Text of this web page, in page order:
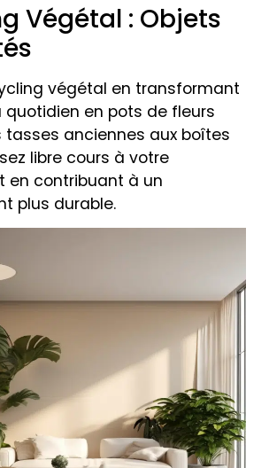
Végétal : Objets
végétal en transformant
quotidien en pots de fleurs
tasses anciennes aux boîtes
libre cours à votre
en contribuant à un
plus durable.